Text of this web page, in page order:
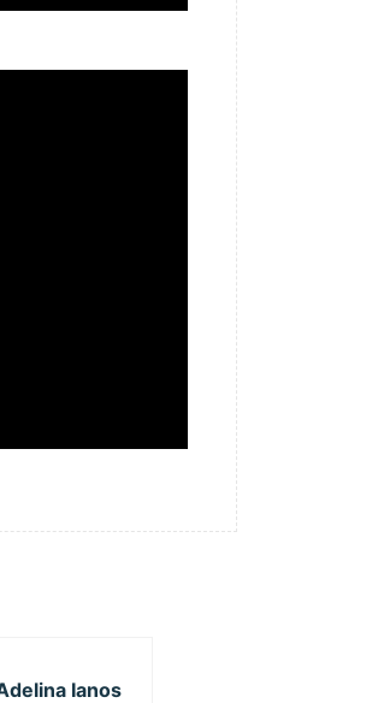
Ianos